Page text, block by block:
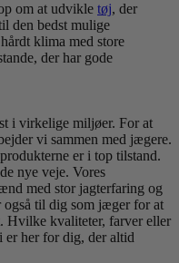
om at udvikle tøj, der
den bedst mulige
klima med store
der har gode
i virkelige miljøer. For at
vi sammen med jægere.
er i top tilstand.
nye veje. Vores
med stor jagterfaring og
til dig som jæger for at
Hvilke kvaliteter, farver eller
er her for dig, der altid